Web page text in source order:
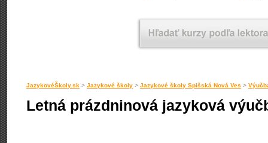
JazykovéŠkoly.sk > Jazykové školy > Jazykové školy Spišská Nová Ves >
Letná prázdninová jazyková